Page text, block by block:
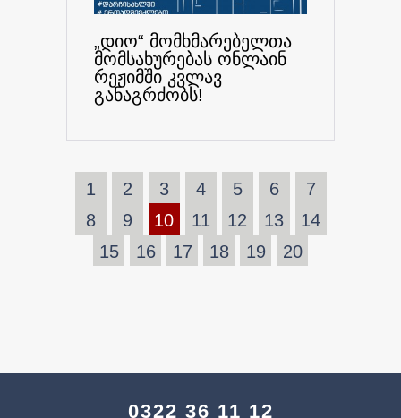
„დიო“ მომხმარებელთა
მომსახურებას ონლაინ
რეჟიმში კვლავ
განაგრძობს!
1 2 3 4 5 6
7
8
9 10 11 12 13
14
15
16 17 18 19 20
0322 36 11 12